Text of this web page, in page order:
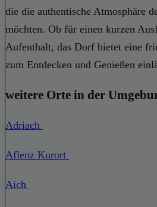
die die authentische Atmosphäre
möchten. Ob für einen kurzen
Aufenthalt, das Dorf bietet eine
zum Entdecken und Genießen
weitere Orte in der
Adriach
Aflenz Kurort
Aich